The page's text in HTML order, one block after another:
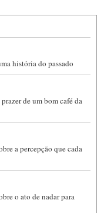
história do passado
de um bom café da
a percepção que cada
o ato de nadar para